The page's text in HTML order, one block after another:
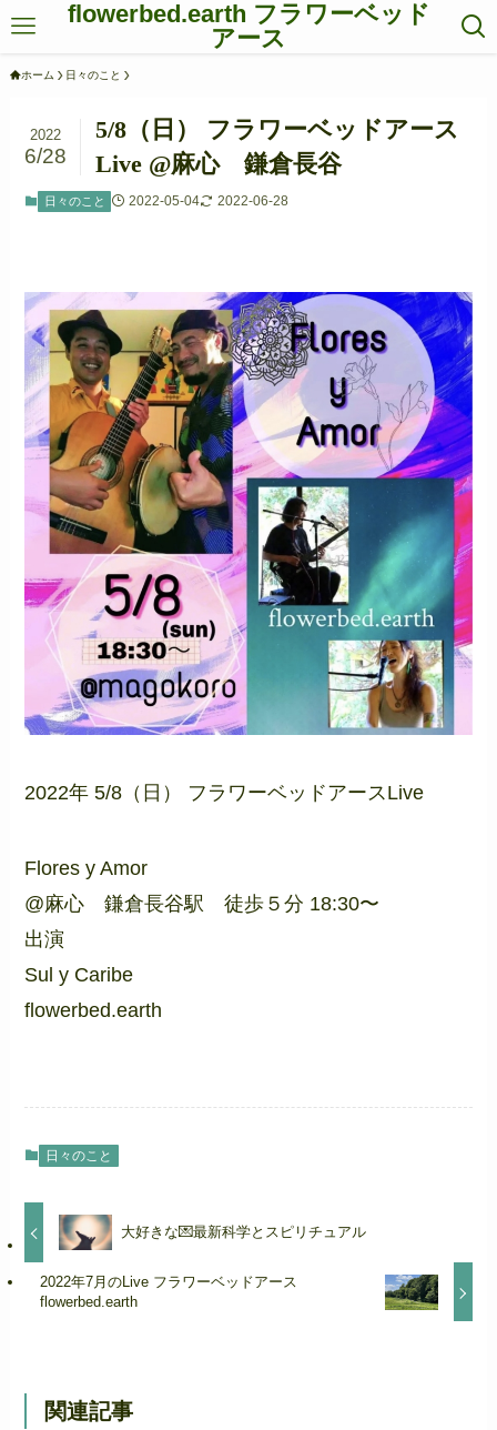
flowerbed.earth フラワーベッド
アース
ホーム 日々のこと
5/8（日） フラワーベッドアース
Live @麻心 鎌倉長谷
2022
6/28
日々のこと 2022-05-04 2022-06-28
2022年 5/8（日） フラワーベッドアースLive
Flores y Amor
@麻心 鎌倉長谷駅 徒歩５分 18:30〜
出演
Sul y Caribe
flowerbed.earth
日々のこと
大好きな💌最新科学とスピリチュアル
2022年7月のLive フラワーベッドアース
flowerbed.earth
関連記事